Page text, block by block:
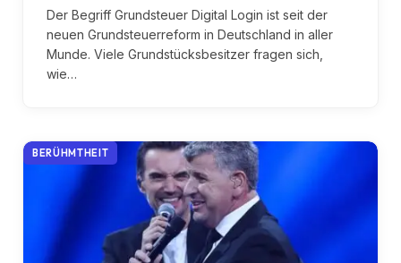
Der Begriff Grundsteuer Digital Login ist seit der
neuen Grundsteuerreform in Deutschland in aller
Munde. Viele Grundstücksbesitzer fragen sich,
wie…
BERÜHMTHEIT